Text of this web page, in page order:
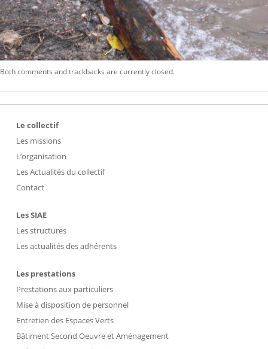
Both comments and trackbacks are currently closed.
Le collectif
Les missions
L’organisation
Les Actualités du collectif
Contact
Les SIAE
Les structures
Les actualités des adhérents
Les prestations
Prestations aux particuliers
Mise à disposition de personnel
Entretien des Espaces Verts
Bâtiment Second Oeuvre et Aménagement